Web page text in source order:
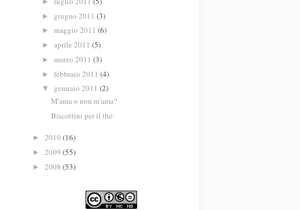
► giugno 2011 (3)
► maggio 2011 (6)
► aprile 2011 (5)
► marzo 2011 (3)
► febbraio 2011 (4)
▼ gennaio 2011 (2)
M'ama o non m'ama?
Biscottini per il thé:
► 2010 (16)
► 2009 (55)
► 2008 (53)